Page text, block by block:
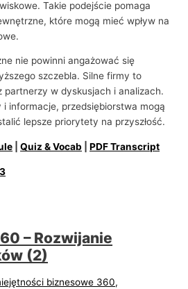
Takie podejście pomaga
które mogą mieć wpływ na
nie powinni angażować się
szczebla. Silne firmy to
partnerzy w dyskusjach i analizach.
i informacje, przedsiębiorstwa mogą
lepsze priorytety na przyszłość.
|Quiz & Vocab |PDF Transcript
– Rozwijanie
(2)
biznesowe 360,